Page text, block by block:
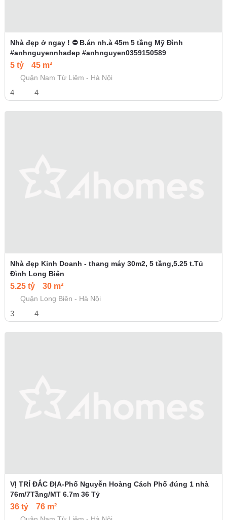
Nhà đẹp ở ngay ! ⛔ B.án nh.à 45m 5 tầng Mỹ Đình
#anhnguyennhadep #anhnguyen0359150589
5 tỷ 45 m²
Quận Nam Từ Liêm - Hà Nội
4 4
Nhà đẹp Kinh Doanh - thang máy 30m2, 5 tầng,5.25 t.Tủ
Đình Long Biên
5.25 tỷ 30 m²
Quận Long Biên - Hà Nội
3 4
VỊ TRÍ ĐẮC ĐỊA-Phố Nguyễn Hoàng Cách Phố đúng 1 nhà
76m/7Tầng/MT 6.7m 36 Tỷ
36 tỷ 76 m²